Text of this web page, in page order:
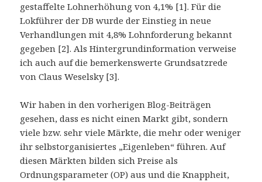
gestaffelte Lohnerhöhung von 4,1% [1]. Für die
Lokführer der DB wurde der Einstieg in neue
Verhandlungen mit 4,8% Lohnforderung bekannt
gegeben [2]. Als Hintergrundinformation verweise
ich auch auf die bemerkenswerte Grundsatzrede
von Claus Weselsky [3].
Wir haben in den vorherigen Blog-Beiträgen
gesehen, dass es nicht einen Markt gibt, sondern
viele bzw. sehr viele Märkte, die mehr oder weniger
ihr selbstorganisiertes „Eigenleben“ führen. Auf
diesen Märkten bilden sich Preise als
Ordnungsparameter (OP) aus und die Knappheit,